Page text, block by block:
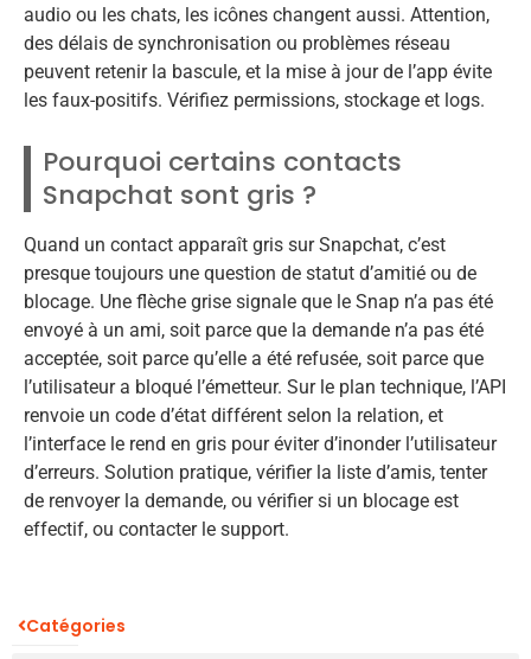
audio ou les chats, les icônes changent aussi. Attention,
des délais de synchronisation ou problèmes réseau
peuvent retenir la bascule, et la mise à jour de l’app évite
les faux-positifs. Vérifiez permissions, stockage et logs.
Pourquoi certains contacts
Snapchat sont gris ?
Quand un contact apparaît gris sur Snapchat, c’est
presque toujours une question de statut d’amitié ou de
blocage. Une flèche grise signale que le Snap n’a pas été
envoyé à un ami, soit parce que la demande n’a pas été
acceptée, soit parce qu’elle a été refusée, soit parce que
l’utilisateur a bloqué l’émetteur. Sur le plan technique, l’API
renvoie un code d’état différent selon la relation, et
l’interface le rend en gris pour éviter d’inonder l’utilisateur
d’erreurs. Solution pratique, vérifier la liste d’amis, tenter
de renvoyer la demande, ou vérifier si un blocage est
effectif, ou contacter le support.
Catégories